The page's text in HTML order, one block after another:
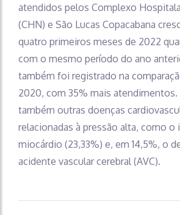
atendidos pelos Complexo
(CHN) e São Lucas Copacabana
quatro primeiros meses de 2022
com o mesmo período do ano
também foi registrado na
2020, com 35% mais atendimentos.
também outras doenças
relacionadas à pressão alta, como
miocárdio (23,33%) e, em 14,5%, o
acidente vascular cerebral (AVC).